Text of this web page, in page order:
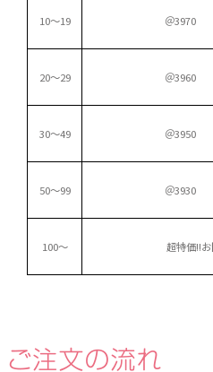
10～19 ＠3970
20～29 ＠3960
30～49 ＠3950
50～99 ＠3930
100～ 超特価!!